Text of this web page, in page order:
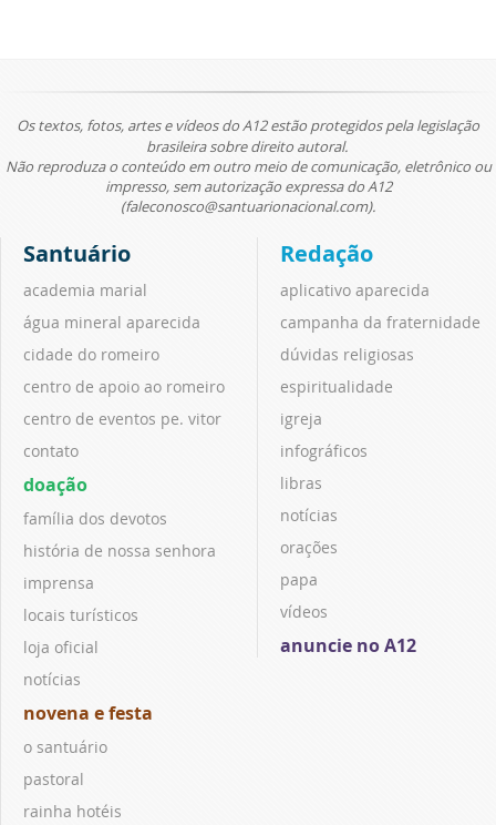
Os textos, fotos, artes e vídeos do A12 estão protegidos pela legislação
brasileira sobre direito autoral.
Não reproduza o conteúdo em outro meio de comunicação, eletrônico ou
impresso, sem autorização expressa do A12
(faleconosco@santuarionacional.com).
Santuário
academia marial
água mineral aparecida
cidade do romeiro
centro de apoio ao romeiro
centro de eventos pe. vitor
contato
doação
família dos devotos
história de nossa senhora
imprensa
locais turísticos
loja oficial
notícias
novena e festa
o santuário
pastoral
rainha hotéis
Redação
aplicativo aparecida
campanha da fraternidade
dúvidas religiosas
espiritualidade
igreja
infográficos
libras
notícias
orações
papa
vídeos
anuncie no A12